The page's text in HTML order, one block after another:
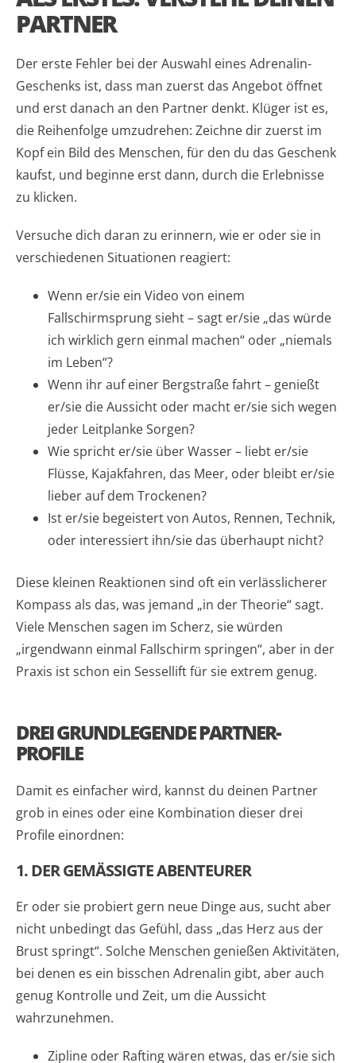
PARTNER
Der erste Fehler bei der Auswahl eines Adrenalin-
Geschenks ist, dass man zuerst das Angebot öffnet
und erst danach an den Partner denkt. Klüger ist es,
die Reihenfolge umzudrehen: Zeichne dir zuerst im
Kopf ein Bild des Menschen, für den du das Geschenk
kaufst, und beginne erst dann, durch die Erlebnisse
zu klicken.
Versuche dich daran zu erinnern, wie er oder sie in
verschiedenen Situationen reagiert:
Wenn er/sie ein Video von einem
Fallschirmsprung sieht – sagt er/sie „das würde
ich wirklich gern einmal machen“ oder „niemals
im Leben“?
Wenn ihr auf einer Bergstraße fahrt – genießt
er/sie die Aussicht oder macht er/sie sich wegen
jeder Leitplanke Sorgen?
Wie spricht er/sie über Wasser – liebt er/sie
Flüsse, Kajakfahren, das Meer, oder bleibt er/sie
lieber auf dem Trockenen?
Ist er/sie begeistert von Autos, Rennen, Technik,
oder interessiert ihn/sie das überhaupt nicht?
Diese kleinen Reaktionen sind oft ein verlässlicherer
Kompass als das, was jemand „in der Theorie“ sagt.
Viele Menschen sagen im Scherz, sie würden
„irgendwann einmal Fallschirm springen“, aber in der
Praxis ist schon ein Sessellift für sie extrem genug.
DREI GRUNDLEGENDE PARTNER-
PROFILE
Damit es einfacher wird, kannst du deinen Partner
grob in eines oder eine Kombination dieser drei
Profile einordnen:
1. DER GEMÄSSIGTE ABENTEURER
Er oder sie probiert gern neue Dinge aus, sucht aber
nicht unbedingt das Gefühl, dass „das Herz aus der
Brust springt“. Solche Menschen genießen Aktivitäten,
bei denen es ein bisschen Adrenalin gibt, aber auch
genug Kontrolle und Zeit, um die Aussicht
wahrzunehmen.
Zipline oder Rafting wären etwas, das er/sie sich